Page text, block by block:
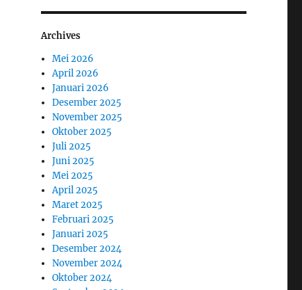
Archives
Mei 2026
April 2026
Januari 2026
Desember 2025
November 2025
Oktober 2025
Juli 2025
Juni 2025
Mei 2025
April 2025
Maret 2025
Februari 2025
Januari 2025
Desember 2024
November 2024
Oktober 2024